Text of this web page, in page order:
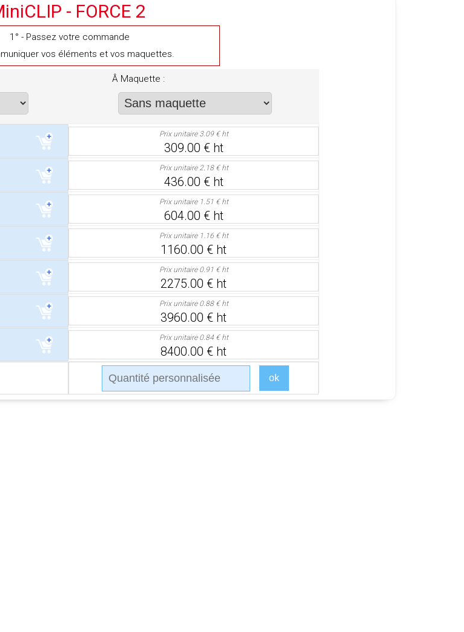
Prix unitaire 3.09 € ht
309.00 € ht
Prix unitaire 2.18 € ht
436.00 € ht
Prix unitaire 1.51 € ht
604.00 € ht
Prix unitaire 1.16 € ht
1160.00 € ht
Prix unitaire 0.91 € ht
2275.00 € ht
Prix unitaire 0.88 € ht
3960.00 € ht
Prix unitaire 0.84 € ht
8400.00 € ht
- FORCE 2
1° - Passez votre commande
vos éléments et vos maquettes.
Â Maquette :